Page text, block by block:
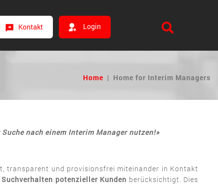
Kontakt Login
Home | Home for Interim Managers
nach einem Interim Manager nutzen!»
transparent und provisionsfrei miteinander in Kontakt
potenzieller Kunden berücksichtigt. Dies